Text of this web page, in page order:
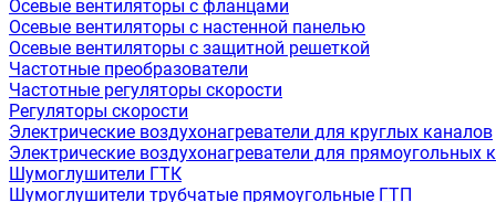
Осевые вентиляторы с фланцами
Осевые вентиляторы с настенной панелью
Осевые вентиляторы с защитной решеткой
Частотные преобразователи
Частотные регуляторы скорости
Регуляторы скорости
Электрические воздухонагреватели для круглых каналов
Электрические воздухонагреватели для прямоугольных
Шумоглушители ГТК
Шумоглушители трубчатые прямоугольные ГТП